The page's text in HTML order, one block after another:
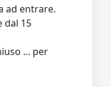
ad entrare.
dal 15
... per